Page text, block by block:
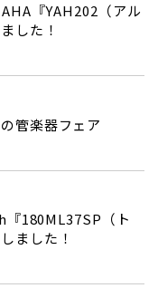
『YAH202（アル
した！
管楽器フェア
『180ML37SP（ト
ました！